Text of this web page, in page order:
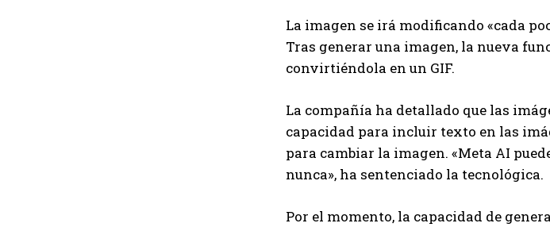
La imagen se irá modificando «cada
Tras generar una imagen, la nueva
convirtiéndola en un GIF.
La compañía ha detallado que las
capacidad para incluir texto en las
para cambiar la imagen. «Meta AI
nunca», ha sentenciado la tecnológica.
Por el momento, la capacidad de